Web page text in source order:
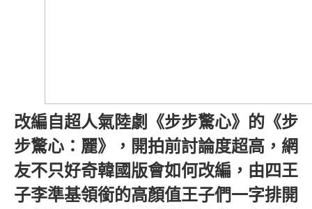
改編自超人氣陸劇《步步驚心》的《步
步驚心：麗》，開拍前討論度超高，網
友不只好奇韓國版會如何改編，由四王
子李準基領銜的高顏值王子們一字排開